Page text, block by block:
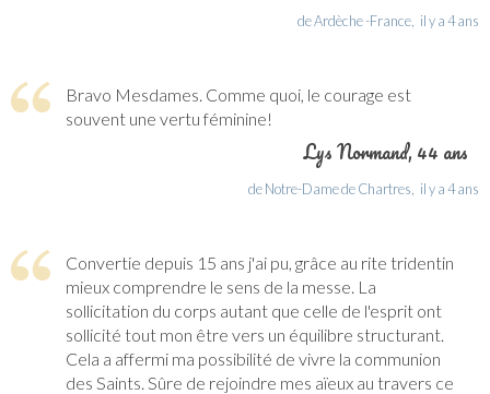
de Ardèche -France, il y a 4 ans
Bravo Mesdames. Comme quoi, le courage est
souvent une vertu féminine!
Lys Normand, 44 ans
de Notre-Dame de Chartres, il y a 4 ans
Convertie depuis 15 ans j'ai pu, grâce au rite tridentin
mieux comprendre le sens de la messe. La
sollicitation du corps autant que celle de l'esprit ont
sollicité tout mon être vers un équilibre structurant.
Cela a affermi ma possibilité de vivre la communion
des Saints. Sûre de rejoindre mes aïeux au travers ce